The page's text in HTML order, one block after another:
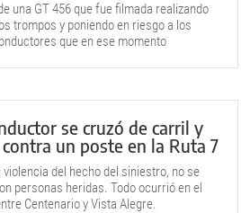
una GT 456 que fue filmada realizando
trompos y poniendo en riesgo a los
que en ese momento
se cruzó de carril y
un poste en la Ruta 7
violencia del hecho del siniestro, no se
personas heridas. Todo ocurrió en el
Centenario y Vista Alegre.